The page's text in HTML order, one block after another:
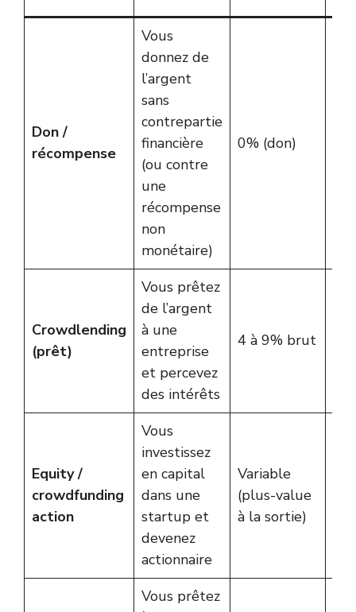
Don /
récompense
Vous
donnez de
l’argent
sans
contrepartie
financière
(ou contre
une
récompense
non
monétaire)
0% (don)
Crowdlending
(prêt)
Vous prêtez
de l’argent
à une
entreprise
et percevez
des intérêts
4 à 9% brut
Equity /
crowdfunding
action
Vous
investissez
en capital
dans une
startup et
devenez
actionnaire
Variable
(plus-value
à la sortie)
Vous prêtez